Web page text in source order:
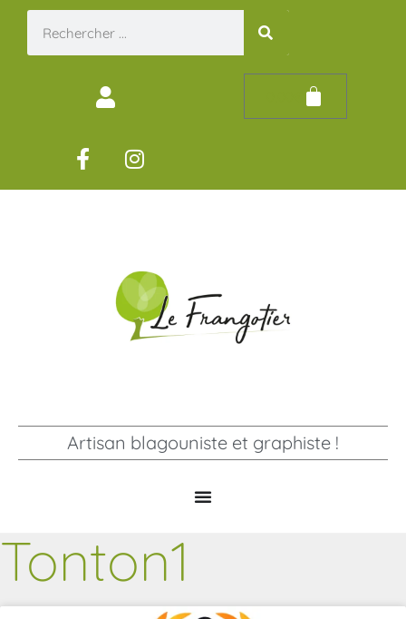
Artisan blagouniste et graphiste !
Tonton1